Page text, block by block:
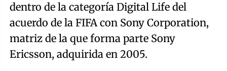
dentro de la categoría Digital Life del
acuerdo de la FIFA con Sony Corporation,
matriz de la que forma parte Sony
Ericsson, adquirida en 2005.